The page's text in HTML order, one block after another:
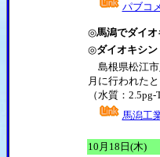
パブコ
◎馬潟でダイ
◎ダイオキシ
島根県松江市
月に行われた
（水質：
馬潟工
10月18日(木)